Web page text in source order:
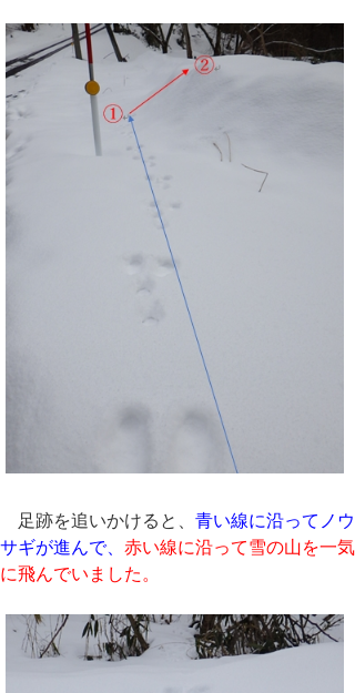
足跡を追いかけると、 青い線に沿ってノウ
サギが進んで、 赤い線に沿って雪の山を一気
に飛んでいました。